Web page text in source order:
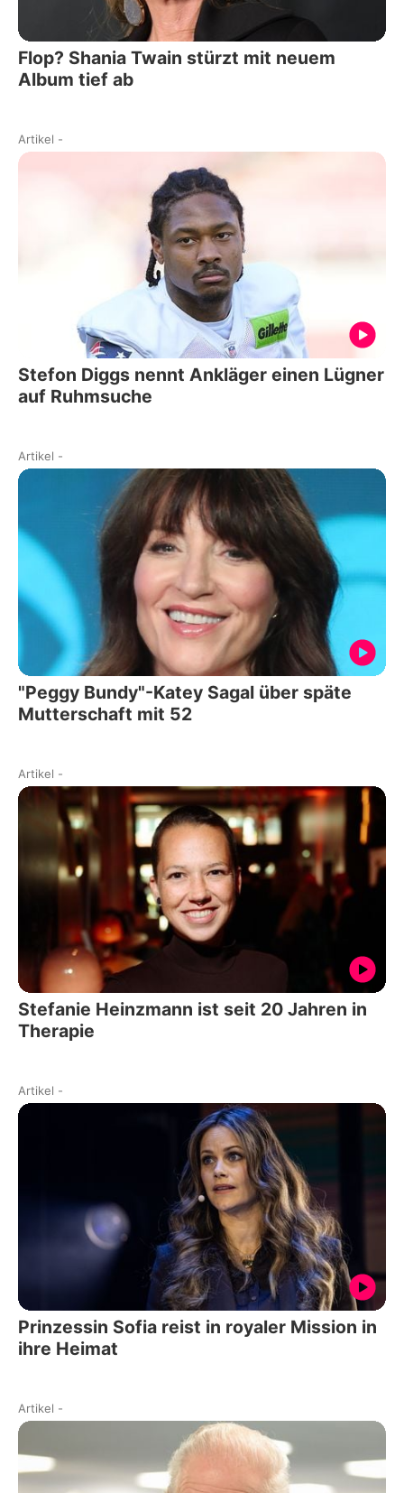
Flop? Shania Twain stürzt mit neuem
Album tief ab
Artikel -
Stefon Diggs nennt Ankläger einen Lügner
auf Ruhmsuche
Artikel -
"Peggy Bundy"-Katey Sagal über späte
Mutterschaft mit 52
Artikel -
Stefanie Heinzmann ist seit 20 Jahren in
Therapie
Artikel -
Prinzessin Sofia reist in royaler Mission in
ihre Heimat
Artikel -